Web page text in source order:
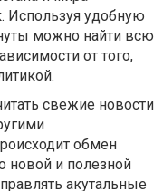
Используя удобную
можно найти всю
от того,
свежие новости
обмен
новой и полезной
акутальные